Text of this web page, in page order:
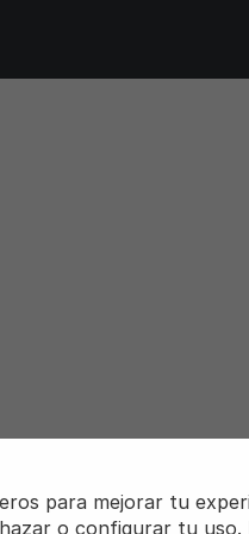
Te Puede
para mejorar tu
o configurar tu